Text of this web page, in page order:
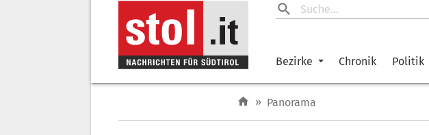
Bezirke Chronik Politik
» Panorama